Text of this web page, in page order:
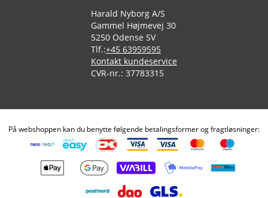
Harald Nyborg A/S
Gammel Højmevej 30
5250 Odense SV
Tlf.:+45 63959595
Kontakt kundeservice
CVR-nr.: 37783315
På webshoppen kan du benytte følgende betalingsformer og fragtløsninger: